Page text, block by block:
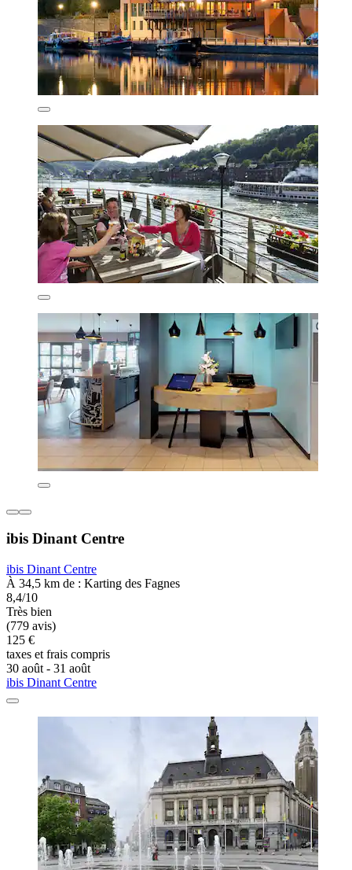
ibis Dinant Centre
ibis Dinant Centre
À 34,5 km de : Karting des Fagnes
8,4/10
Très bien
(779 avis)
125 €
taxes et frais compris
30 août - 31 août
ibis Dinant Centre